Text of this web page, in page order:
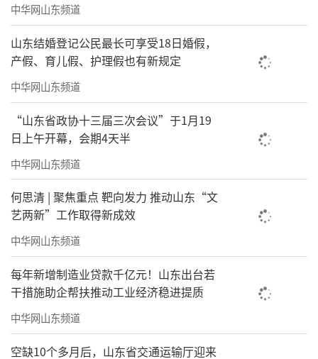
中华网山东频道
山东结婚登记公民最长可享受18日婚假，
产假、育儿假、护理假也有新规定
中华网山东频道
“山东省政协十三届三次会议”于1月19
日上午开幕，会期4天半
中华网山东频道
何思清 | 聚焦重点 靶向发力 推动山东“文
艺两新”工作取得新成效
中华网山东频道
每年新增制造业贷款千亿元！山东出台若
干措施助企帮扶推动工业经济稳进提质
中华网山东频道
空缺10个多月后，山东省交通运输厅迎来